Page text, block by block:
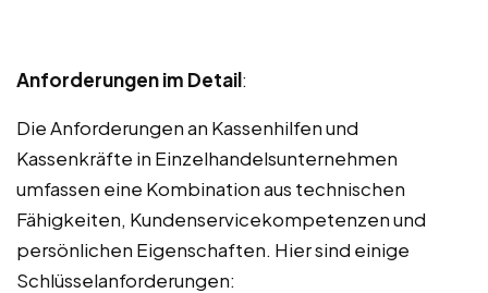
Anforderungen im Detail:
Die Anforderungen an Kassenhilfen und
Kassenkräfte in Einzelhandelsunternehmen
umfassen eine Kombination aus technischen
Fähigkeiten, Kundenservicekompetenzen und
persönlichen Eigenschaften. Hier sind einige
Schlüsselanforderungen: